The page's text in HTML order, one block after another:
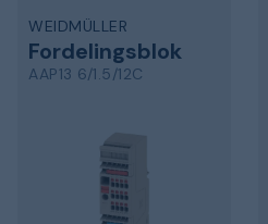
WEIDMÜLLER
Fordelingsblok
AAP13 6/1.5/12C